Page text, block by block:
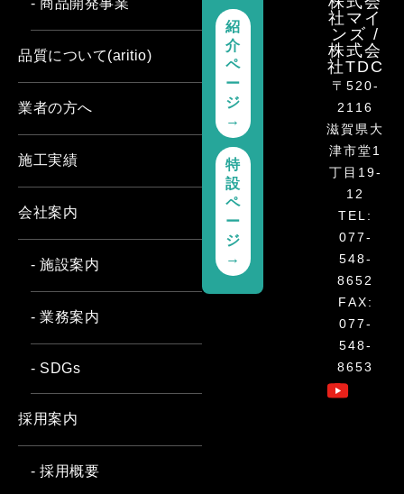
社マイ
ンズ /
株式会
社TDC
〒520-
2116
滋賀県大
津市堂1
丁目19-
12
TEL:
077-
548-
8652
FAX:
077-
548-
8653
紹
介
ペ
ー
ジ
→
特
設
ペ
ー
ジ
→
- 商品開発事業
品質について(aritio)
業者の方へ
施工実績
会社案内
- 施設案内
- 業務案内
- SDGs
採用案内
- 採用概要